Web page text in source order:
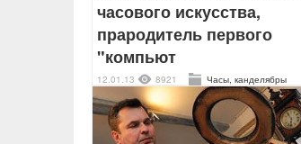
часового искусства,
прародитель первого
"компьют
12.01.13 8921 Часы, канделябры